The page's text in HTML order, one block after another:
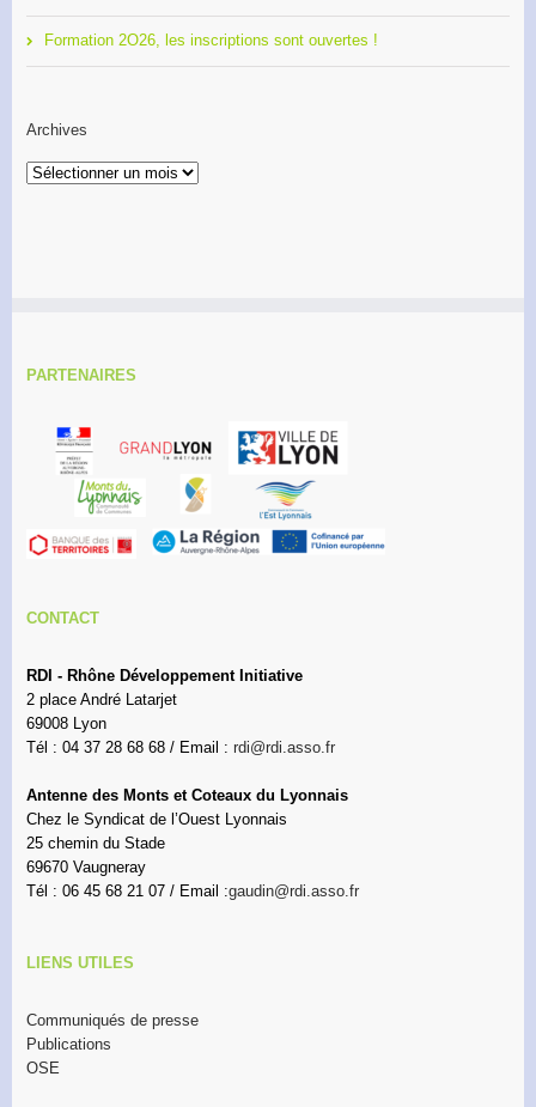
Formation 2O26, les inscriptions sont ouvertes !
Archives
Archives
PARTENAIRES
CONTACT
RDI - Rhône Développement Initiative
2 place André Latarjet
69008 Lyon
Tél : 04 37 28 68 68 / Email : rdi@rdi.asso.fr
Antenne des Monts et Coteaux du Lyonnais
Chez le Syndicat de l’Ouest Lyonnais
25 chemin du Stade
69670 Vaugneray
Tél : 06 45 68 21 07 / Email :gaudin@rdi.asso.fr
LIENS UTILES
Communiqués de presse
Publications
OSE